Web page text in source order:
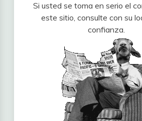
Si usted se toma en serio el
este sitio, consulte con su
confianza.